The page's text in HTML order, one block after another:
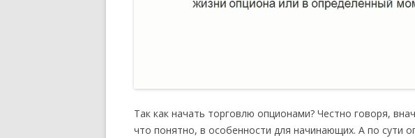
Так как начать торговлю опционами? Честно говоря,
что понятно, в особенности для начинающих. А по сути